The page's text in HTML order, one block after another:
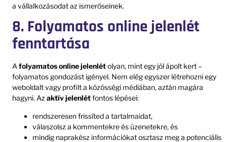
a vállalkozásodat az ismerőseinek.
8. Folyamatos online jelenlét
fenntartása
Afolyamatos online jelenlétolyan, mint egy jól ápolt kert –
folyamatos gondozást igényel. Nem elég egyszer létrehozni egy
weboldalt vagy profilt a közösségi médiában, aztán magára
hagyni. Az aktív jelenlétfontos lépései:
rendszeresen frissíted a tartalmaidat,
válaszolsz a kommentekre és üzenetekre, és
mindig naprakész információkat osztasz meg a potenciális